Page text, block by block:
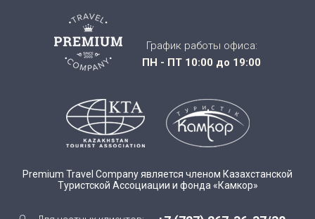
График работы офиса:
ПН - ПТ 10:00 до 19:00
Premium Travel Company является членом Казахстанской
Туристской Ассоциации и фонда «Камкор»